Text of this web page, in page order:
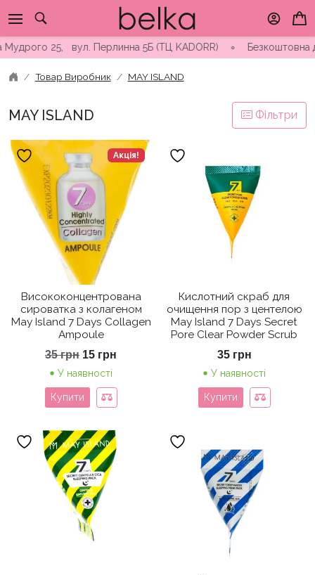
to
content25, вул. Перлинна 5Б (ТЦ KADORR) ∘ Безкоштовна
Товар Виробник MAY ISLAND
MAY ISLAND Фільтри
Акція!
Висококонцентрована
сироватка з колагеном
May Island 7 Days Collagen
Ampoule
35грн Оригінальна
35 грн.
15 грн
У наявності
Купити
Кислотний скраб для
очищення пор з центелою
May Island 7 Days Secret
Pore Clear Powder Scrub
35 грн
У наявності
Купити